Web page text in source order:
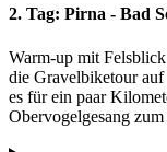
2. Tag: Pirna - Bad
Warm-up mit
die Gravelbiketour auf
es für ein paar
Obervogelgesang